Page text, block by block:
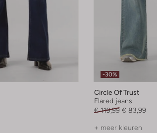
-30%
Circle Of Trust
Flared jeans
€ 119,99 € 83,99
+ meer kleuren